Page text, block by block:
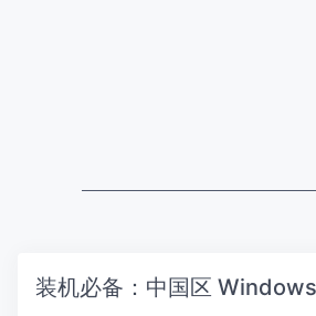
装机必备：中国区